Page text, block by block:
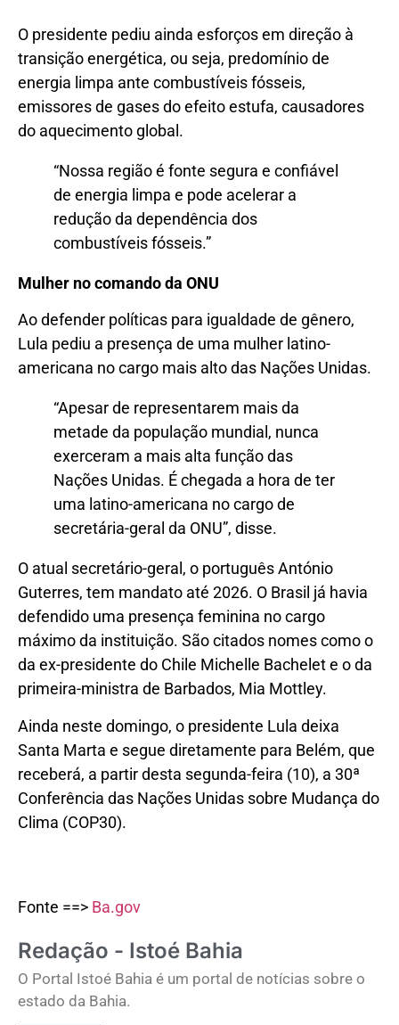
O presidente pediu ainda esforços em direção à
transição energética, ou seja, predomínio de
energia limpa ante combustíveis fósseis,
emissores de gases do efeito estufa, causadores
do aquecimento global.
“Nossa região é fonte segura e confiável
de energia limpa e pode acelerar a
redução da dependência dos
combustíveis fósseis.”
Mulher no comando da ONU
Ao defender políticas para igualdade de gênero,
Lula pediu a presença de uma mulher latino-
americana no cargo mais alto das Nações Unidas.
“Apesar de representarem mais da
metade da população mundial, nunca
exerceram a mais alta função das
Nações Unidas. É chegada a hora de ter
uma latino-americana no cargo de
secretária-geral da ONU”, disse.
O atual secretário-geral, o português António
Guterres, tem mandato até 2026. O Brasil já havia
defendido uma presença feminina no cargo
máximo da instituição. São citados nomes como o
da ex-presidente do Chile Michelle Bachelet e o da
primeira-ministra de Barbados, Mia Mottley.
Ainda neste domingo, o presidente Lula deixa
Santa Marta e segue diretamente para Belém, que
receberá, a partir desta segunda-feira (10), a 30ª
Conferência das Nações Unidas sobre Mudança do
Clima (COP30).
Fonte ==> Ba.gov
Redação - Istoé Bahia
O Portal Istoé Bahia é um portal de notícias sobre o
estado da Bahia.